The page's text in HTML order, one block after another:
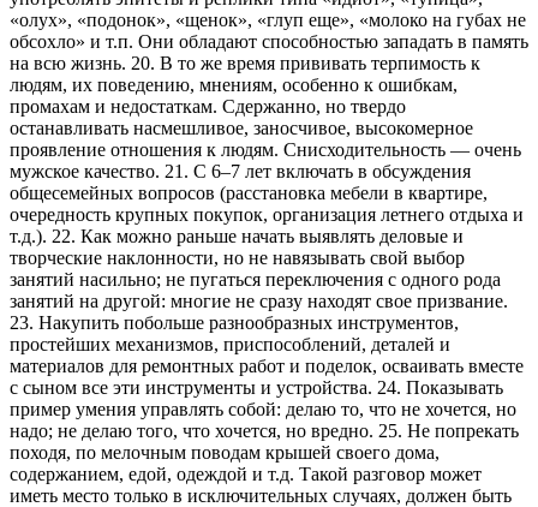
«олух», «подонок», «щенок», «глуп еще», «молоко на губах не
обсохло» и т.п. Они обладают способностью западать в память
на всю жизнь. 20. В то же время прививать терпимость к
людям, их поведению, мнениям, особенно к ошибкам,
промахам и недостаткам. Сдержанно, но твердо
останавливать насмешливое, заносчивое, высокомерное
проявление отношения к людям. Снисходительность — очень
мужское качество. 21. С 6–7 лет включать в обсуждения
общесемейных вопросов (расстановка мебели в квартире,
очередность крупных покупок, организация летнего отдыха и
т.д.). 22. Как можно раньше начать выявлять деловые и
творческие наклонности, но не навязывать свой выбор
занятий насильно; не пугаться переключения с одного рода
занятий на другой: многие не сразу находят свое призвание.
23. Накупить побольше разнообразных инструментов,
простейших механизмов, приспособлений, деталей и
материалов для ремонтных работ и поделок, осваивать вместе
с сыном все эти инструменты и устройства. 24. Показывать
пример умения управлять собой: делаю то, что не хочется, но
надо; не делаю того, что хочется, но вредно. 25. Не попрекать
походя, по мелочным поводам крышей своего дома,
содержанием, едой, одеждой и т.д. Такой разговор может
иметь место только в исключительных случаях, должен быть